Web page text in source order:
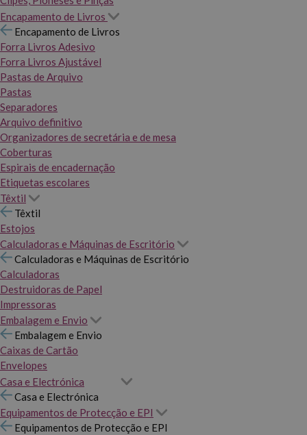
Encapamento de Livros
Encapamento de Livros
Forra Livros Adesivo
Forra Livros Ajustável
Pastas de Arquivo
Pastas
Separadores
Arquivo definitivo
Organizadores de secretária e de mesa
Coberturas
Espirais de encadernação
Etiquetas escolares
Têxtil
Têxtil
Estojos
Calculadoras e Máquinas de Escritório
Calculadoras e Máquinas de Escritório
Calculadoras
Destruidoras de Papel
Impressoras
Embalagem e Envio
Embalagem e Envio
Caixas de Cartão
Envelopes
Casa e Electrónica
Casa e Electrónica
Equipamentos de Protecção e EPI
Equipamentos de Protecção e EPI